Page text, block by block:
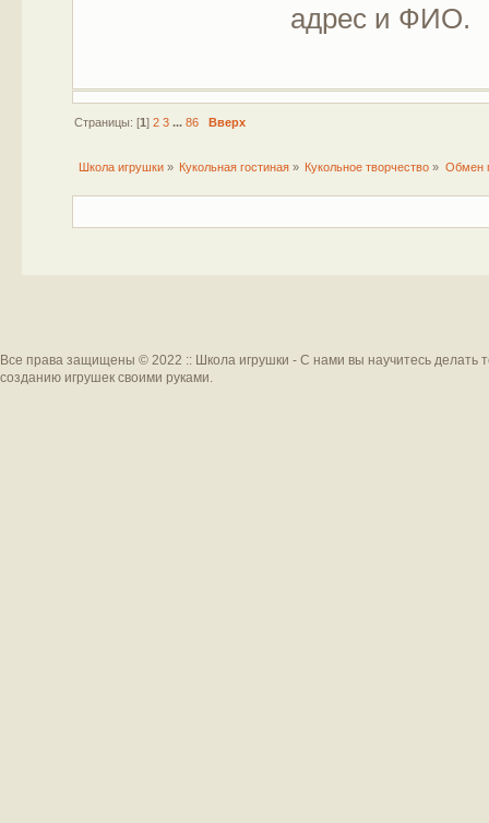
адрес и ФИО.
Страницы: [1] 2 3 ... 86 Вверх
Школа игрушки» Кукольная гостиная » Кукольное творчество » Обмен
Все права защищены © 2022 :: Школа игрушки - С нами вы научитесь делать
созданию игрушек своими руками.